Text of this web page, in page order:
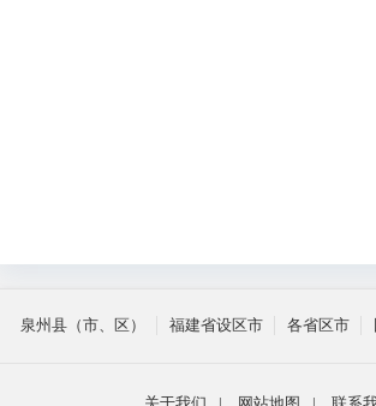
泉州县（市、区） 福建省设区市 各省区市